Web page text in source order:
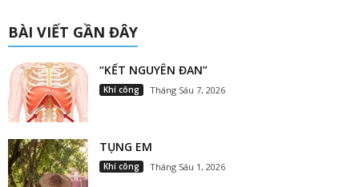
BÀI VIẾT GẦN ĐÂY
“KẾT NGUYÊN ĐAN”
Khí công Tháng Sáu 7, 2026
TỤNG EM
Khí công Tháng Sáu 1, 2026